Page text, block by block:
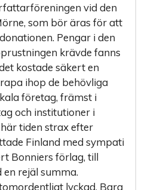
vid den
som bör äras för att
Pengar i den
krävde fanns
kostade säkert en
ihop de behövliga
företag, främst i
och institutioner i
tiden strax efter
Finland med sympati
Bonniers förlag, till
rejäl summa.
lyckad. Bara